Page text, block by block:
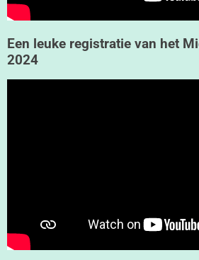
Een leuke registratie van het
2024